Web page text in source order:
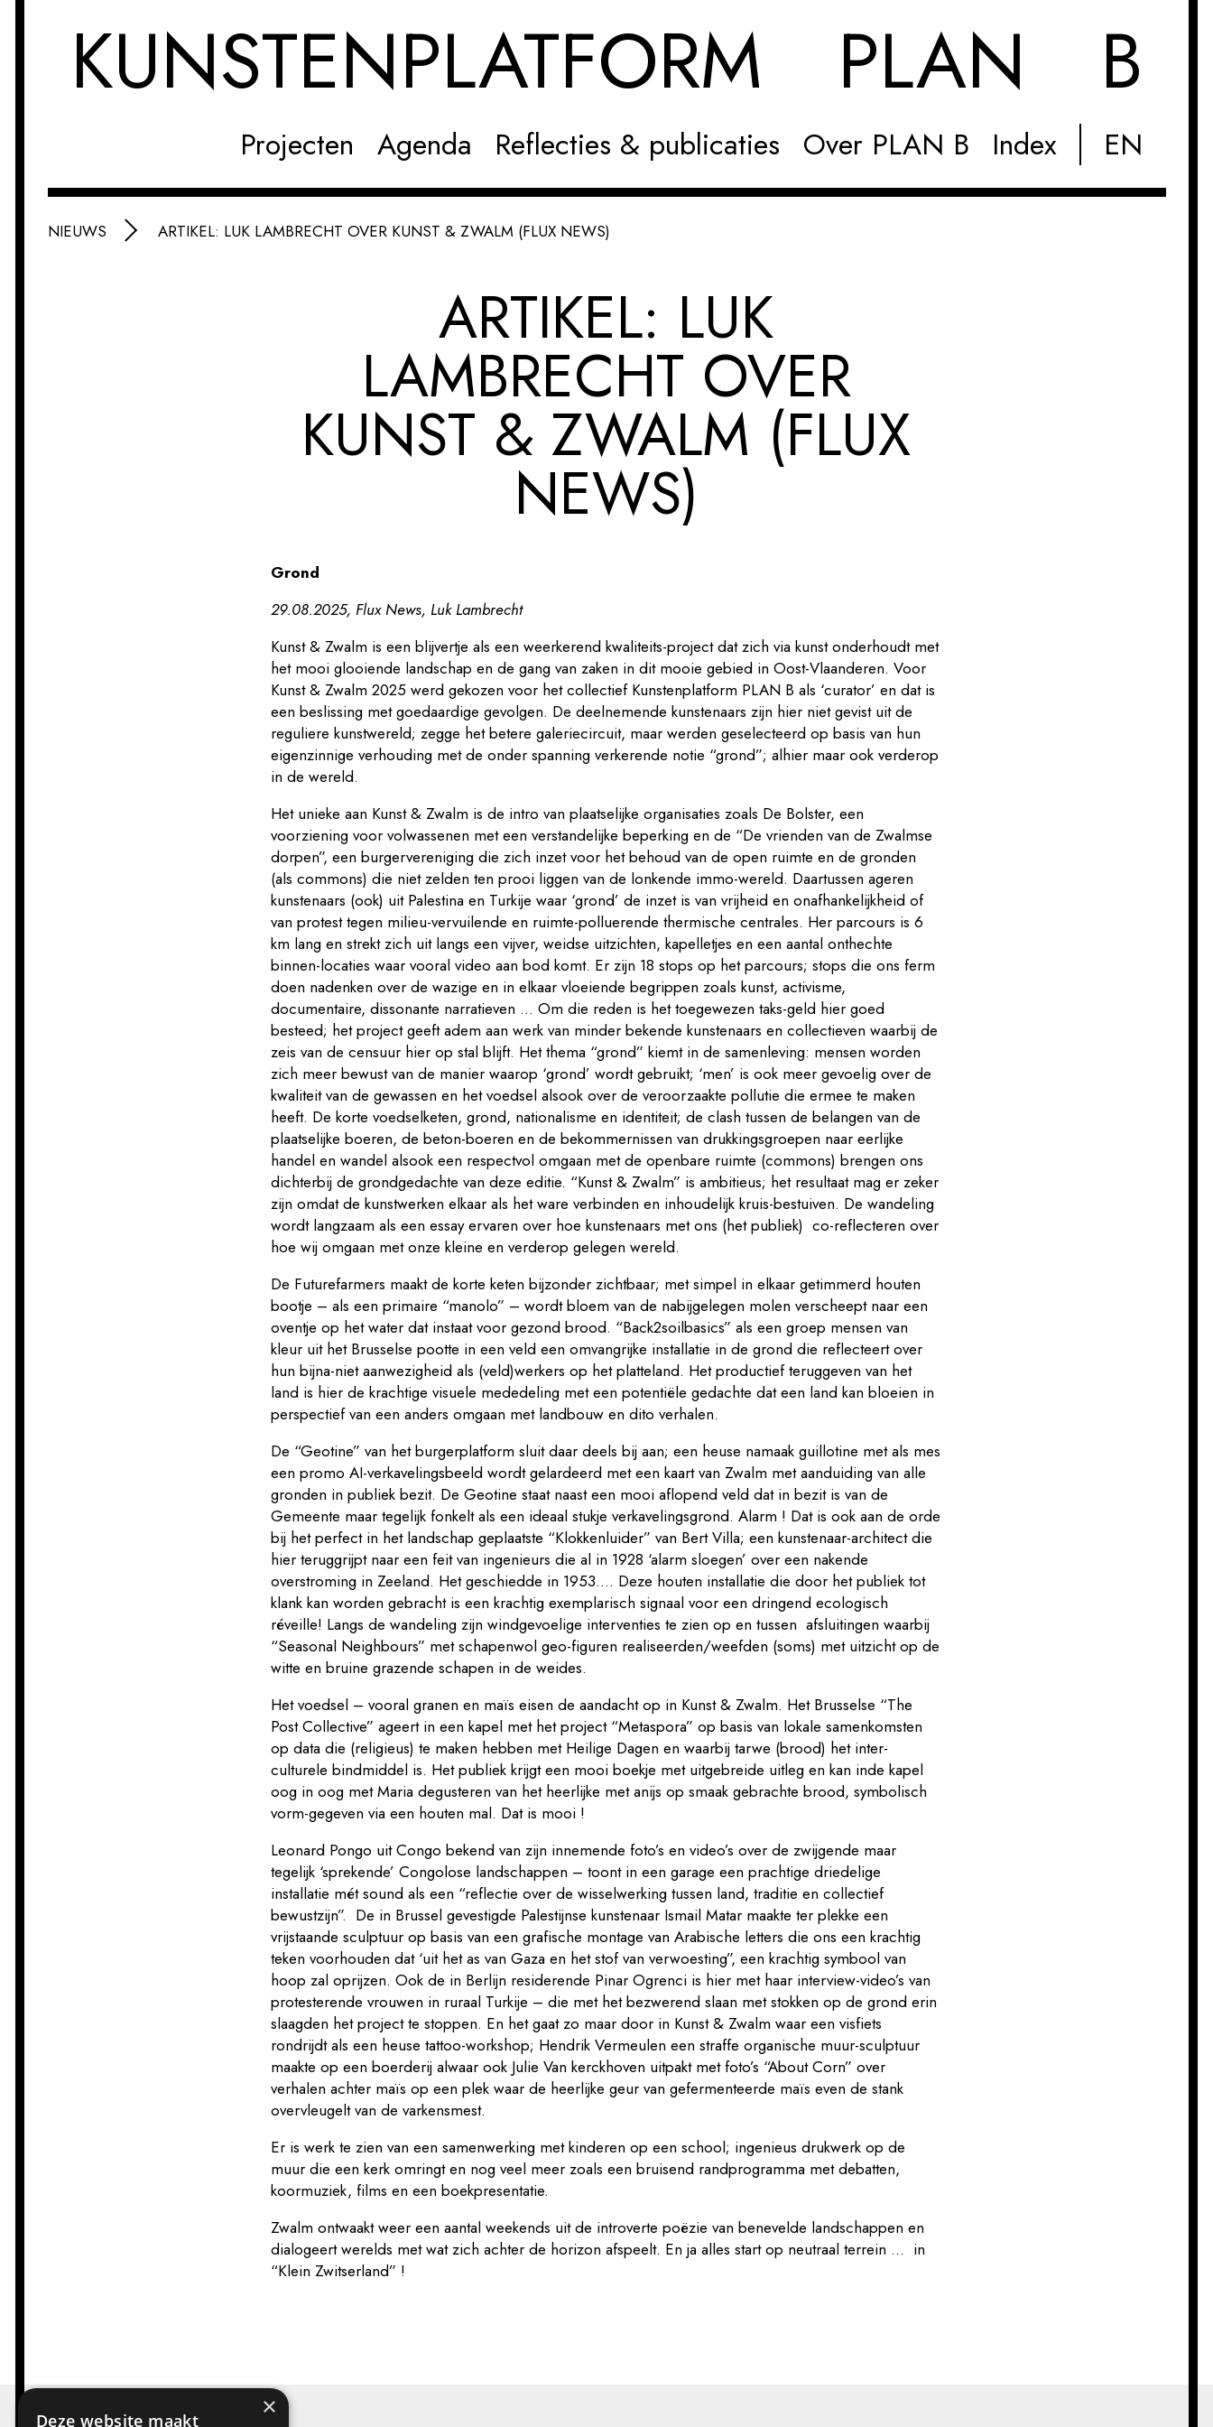
KUNSTENPLATFORM PLAN B
Projecten Agenda Reflecties & publicaties Over PLAN B Index EN
NIEUWS ARTIKEL: LUK LAMBRECHT OVER KUNST & ZWALM (FLUX NEWS)
ARTIKEL: LUK
LAMBRECHT OVER
KUNST & ZWALM (FLUX
NEWS)
Grond
29.08.2025, Flux News, Luk Lambrecht
Kunst & Zwalm is een blijvertje als een weerkerend kwaliteits-project dat zich via kunst onderhoudt met
het mooi glooiende landschap en de gang van zaken in dit mooie gebied in Oost-Vlaanderen. Voor
Kunst & Zwalm 2025 werd gekozen voor het collectief Kunstenplatform PLAN B als ‘curator’ en dat is
een beslissing met goedaardige gevolgen. De deelnemende kunstenaars zijn hier niet gevist uit de
reguliere kunstwereld; zegge het betere galeriecircuit, maar werden geselecteerd op basis van hun
eigenzinnige verhouding met de onder spanning verkerende notie “grond”; alhier maar ook verderop
in de wereld.
Het unieke aan Kunst & Zwalm is de intro van plaatselijke organisaties zoals De Bolster, een
voorziening voor volwassenen met een verstandelijke beperking en de “De vrienden van de Zwalmse
dorpen”, een burgervereniging die zich inzet voor het behoud van de open ruimte en de gronden
(als commons) die niet zelden ten prooi liggen van de lonkende immo-wereld. Daartussen ageren
kunstenaars (ook) uit Palestina en Turkije waar ‘grond’ de inzet is van vrijheid en onafhankelijkheid of
van protest tegen milieu-vervuilende en ruimte-polluerende thermische centrales. Her parcours is 6
km lang en strekt zich uit langs een vijver, weidse uitzichten, kapelletjes en een aantal onthechte
binnen-locaties waar vooral video aan bod komt. Er zijn 18 stops op het parcours; stops die ons ferm
doen nadenken over de wazige en in elkaar vloeiende begrippen zoals kunst, activisme,
documentaire, dissonante narratieven … Om die reden is het toegewezen taks-geld hier goed
besteed; het project geeft adem aan werk van minder bekende kunstenaars en collectieven waarbij de
zeis van de censuur hier op stal blijft. Het thema “grond” kiemt in de samenleving: mensen worden
zich meer bewust van de manier waarop ‘grond’ wordt gebruikt; ‘men’ is ook meer gevoelig over de
kwaliteit van de gewassen en het voedsel alsook over de veroorzaakte pollutie die ermee te maken
heeft. De korte voedselketen, grond, nationalisme en identiteit; de clash tussen de belangen van de
plaatselijke boeren, de beton-boeren en de bekommernissen van drukkingsgroepen naar eerlijke
handel en wandel alsook een respectvol omgaan met de openbare ruimte (commons) brengen ons
dichterbij de grondgedachte van deze editie. “Kunst & Zwalm” is ambitieus; het resultaat mag er zeker
zijn omdat de kunstwerken elkaar als het ware verbinden en inhoudelijk kruis-bestuiven. De wandeling
wordt langzaam als een essay ervaren over hoe kunstenaars met ons (het publiek) co-reflecteren over
hoe wij omgaan met onze kleine en verderop gelegen wereld.
De Futurefarmers maakt de korte keten bijzonder zichtbaar; met simpel in elkaar getimmerd houten
bootje – als een primaire “manolo” – wordt bloem van de nabijgelegen molen verscheept naar een
oventje op het water dat instaat voor gezond brood. “Back2soilbasics” als een groep mensen van
kleur uit het Brusselse pootte in een veld een omvangrijke installatie in de grond die reflecteert over
hun bijna-niet aanwezigheid als (veld)werkers op het platteland. Het productief teruggeven van het
land is hier de krachtige visuele mededeling met een potentiële gedachte dat een land kan bloeien in
perspectief van een anders omgaan met landbouw en dito verhalen.
De “Geotine” van het burgerplatform sluit daar deels bij aan; een heuse namaak guillotine met als mes
een promo AI-verkavelingsbeeld wordt gelardeerd met een kaart van Zwalm met aanduiding van alle
gronden in publiek bezit. De Geotine staat naast een mooi aflopend veld dat in bezit is van de
Gemeente maar tegelijk fonkelt als een ideaal stukje verkavelingsgrond. Alarm ! Dat is ook aan de orde
bij het perfect in het landschap geplaatste “Klokkenluider” van Bert Villa; een kunstenaar-architect die
hier teruggrijpt naar een feit van ingenieurs die al in 1928 ‘alarm sloegen’ over een nakende
overstroming in Zeeland. Het geschiedde in 1953…. Deze houten installatie die door het publiek tot
klank kan worden gebracht is een krachtig exemplarisch signaal voor een dringend ecologisch
réveille! Langs de wandeling zijn windgevoelige interventies te zien op en tussen afsluitingen waarbij
“Seasonal Neighbours” met schapenwol geo-figuren realiseerden/weefden (soms) met uitzicht op de
witte en bruine grazende schapen in de weides.
Het voedsel – vooral granen en maïs eisen de aandacht op in Kunst & Zwalm. Het Brusselse “The
Post Collective” ageert in een kapel met het project “Metaspora” op basis van lokale samenkomsten
op data die (religieus) te maken hebben met Heilige Dagen en waarbij tarwe (brood) het inter-
culturele bindmiddel is. Het publiek krijgt een mooi boekje met uitgebreide uitleg en kan inde kapel
oog in oog met Maria degusteren van het heerlijke met anijs op smaak gebrachte brood, symbolisch
vorm-gegeven via een houten mal. Dat is mooi !
Leonard Pongo uit Congo bekend van zijn innemende foto’s en video’s over de zwijgende maar
tegelijk ‘sprekende’ Congolose landschappen – toont in een garage een prachtige driedelige
installatie mét sound als een “reflectie over de wisselwerking tussen land, traditie en collectief
bewustzijn”. De in Brussel gevestigde Palestijnse kunstenaar Ismail Matar maakte ter plekke een
vrijstaande sculptuur op basis van een grafische montage van Arabische letters die ons een krachtig
teken voorhouden dat ‘uit het as van Gaza en het stof van verwoesting”, een krachtig symbool van
hoop zal oprijzen. Ook de in Berlijn residerende Pinar Ogrenci is hier met haar interview-video’s van
protesterende vrouwen in ruraal Turkije – die met het bezwerend slaan met stokken op de grond erin
slaagden het project te stoppen. En het gaat zo maar door in Kunst & Zwalm waar een visfiets
rondrijdt als een heuse tattoo-workshop; Hendrik Vermeulen een straffe organische muur-sculptuur
maakte op een boerderij alwaar ook Julie Van kerckhoven uitpakt met foto’s “About Corn” over
verhalen achter maïs op een plek waar de heerlijke geur van gefermenteerde maïs even de stank
overvleugelt van de varkensmest.
Er is werk te zien van een samenwerking met kinderen op een school; ingenieus drukwerk op de
muur die een kerk omringt en nog veel meer zoals een bruisend randprogramma met debatten,
koormuziek, films en een boekpresentatie.
Zwalm ontwaakt weer een aantal weekends uit de introverte poëzie van benevelde landschappen en
dialogeert werelds met wat zich achter de horizon afspeelt. En ja alles start op neutraal terrein … in
“Klein Zwitserland” !
×
Deze website maakt